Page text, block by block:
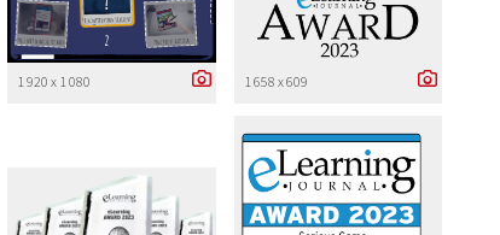
1 920 x 1 080 1 658 x 609